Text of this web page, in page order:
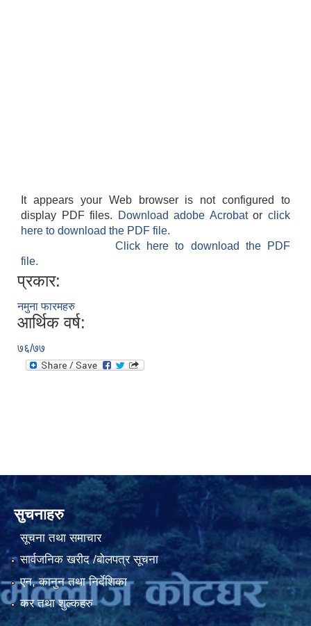
It appears your Web browser is not configured to
display PDF files.
Download adobe Acrobatorclick
here to download the PDF file.
Click here to download the PDF
file.
प्रकार:
नमुना फारमहरु
आर्थिक वर्ष:
७६/७७
सुचनाहरु
सूचना तथा समाचार
सार्वजनिक खरीद /बोलपत्र सूचना
एन, कानुन तथा निर्देशिका
कर तथा शुल्कहरु